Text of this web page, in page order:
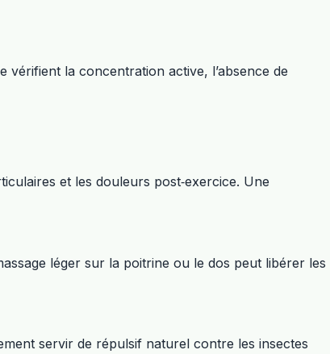
vérifient la concentration active, l’absence de
et les douleurs post‑exercice. Une
léger sur la poitrine ou le dos peut libérer les
servir de répulsif naturel contre les insectes